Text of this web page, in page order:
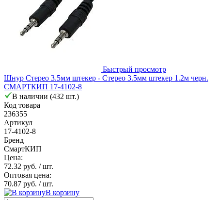
Быстрый просмотр
Шнур Стерео 3.5мм штекер - Стерео 3.5мм штекер 1.2м черн.
СМАРТКИП 17-4102-8
В наличии (432 шт.)
Код товара
236355
Артикул
17-4102-8
Бренд
СмартКИП
Цена:
72.32 руб. / шт.
Оптовая цена:
70.87 руб. / шт.
В корзину